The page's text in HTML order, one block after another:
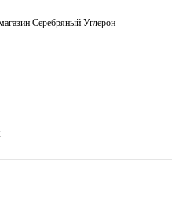
Серебряный Углерон